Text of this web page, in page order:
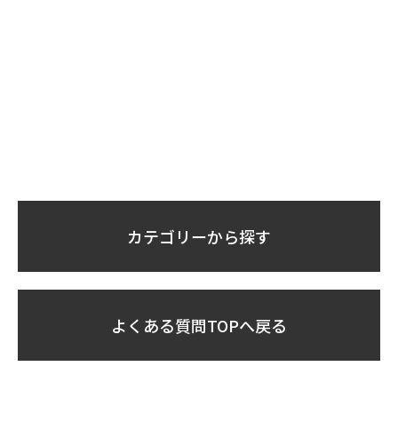
カテゴリーから探す
よくある質問TOPへ戻る